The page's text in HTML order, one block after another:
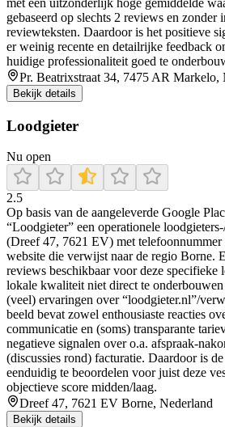
met een uitzonderlijk hoge gemiddelde
gebaseerd op slechts 2 reviews en zonder
reviewteksten. Daardoor is het positieve
er weinig recente en detailrijke feedback
huidige professionaliteit goed te
Pr. Beatrixstraat 34, 7475 AR Markelo,
Bekijk details
Loodgieter
Nu open
2.5
Op basis van de aangeleverde Google
“Loodgieter” een operationele
(Dreef 47, 7621 EV) met telefoonnummer
website die verwijst naar de regio Borne.
reviews beschikbaar voor deze specifieke
lokale kwaliteit niet direct te
(veel) ervaringen over “loodgieter.nl”/
beeld bevat zowel enthousiaste reacties
communicatie en (soms) transparante
negatieve signalen over o.a. afspraak-
(discussies rond) facturatie. Daardoor is
eenduidig te beoordelen voor juist deze
objectieve score midden/laag.
Dreef 47, 7621 EV Borne, Nederland
Bekijk details